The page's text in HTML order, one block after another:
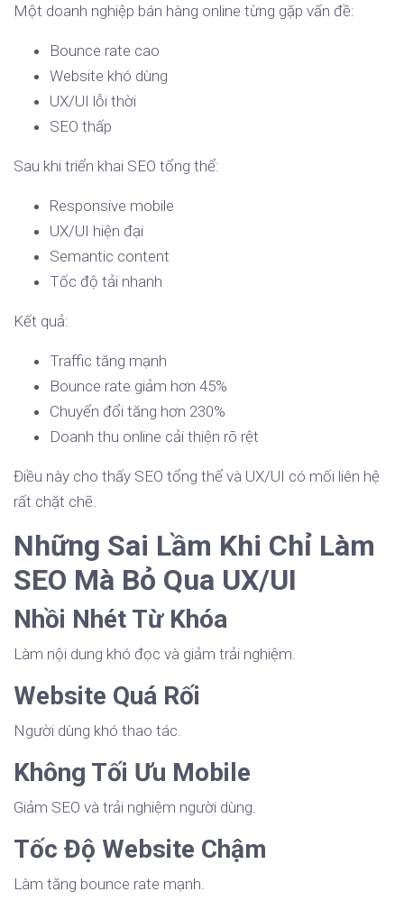
Một doanh nghiệp bán hàng online từng gặp vấn đề:
Bounce rate cao
Website khó dùng
UX/UI lỗi thời
SEO thấp
Sau khi triển khai SEO tổng thể:
Responsive mobile
UX/UI hiện đại
Semantic content
Tốc độ tải nhanh
Kết quả:
Traffic tăng mạnh
Bounce rate giảm hơn 45%
Chuyển đổi tăng hơn 230%
Doanh thu online cải thiện rõ rệt
Điều này cho thấy SEO tổng thể và UX/UI có mối liên hệ
rất chặt chẽ.
Những Sai Lầm Khi Chỉ Làm
SEO Mà Bỏ Qua UX/UI
Nhồi Nhét Từ Khóa
Làm nội dung khó đọc và giảm trải nghiệm.
Website Quá Rối
Người dùng khó thao tác.
Không Tối Ưu Mobile
Giảm SEO và trải nghiệm người dùng.
Tốc Độ Website Chậm
Làm tăng bounce rate mạnh.